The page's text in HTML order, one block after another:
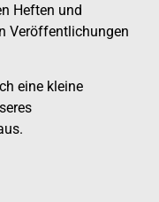
Heften und
Veröffentlichungen
eine kleine